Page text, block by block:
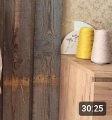
30:25